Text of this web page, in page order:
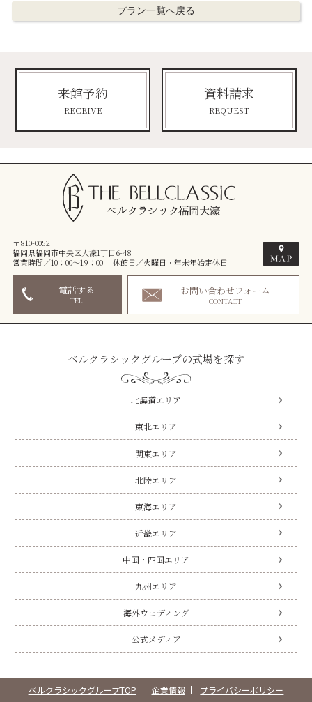
プラン一覧へ戻る
来館予約
RECEIVE
資料請求
REQUEST
〒810-0052
福岡県福岡市中央区大濠1丁目6-48
営業時間／10：00～19：00 休館日／火曜日・年末年始定休日
電話する
TEL
お問い合わせフォーム
CONTACT
ベルクラシックグループの式場を探す
北海道エリア
東北エリア
関東エリア
北陸エリア
東海エリア
近畿エリア
中国・四国エリア
九州エリア
海外ウェディング
公式メディア
ベルクラシックグループTOP 企業情報
プライバシーポリシー